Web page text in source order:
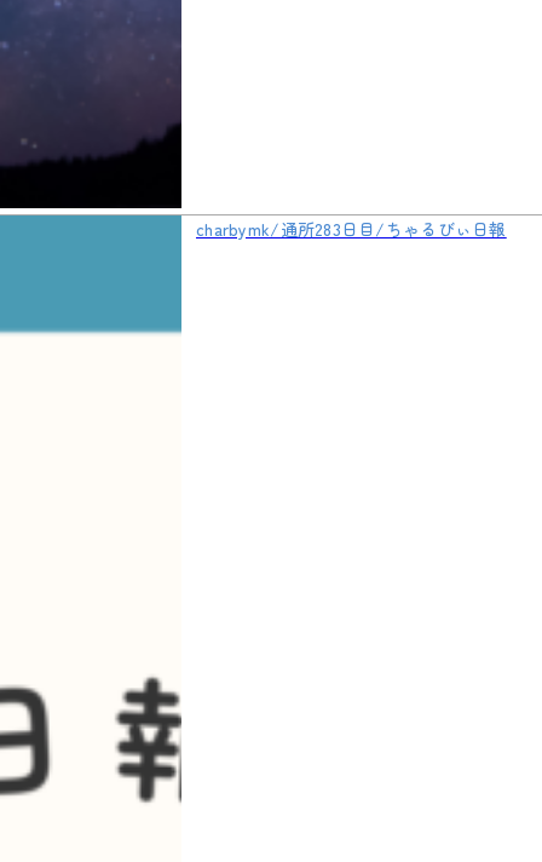
charbymk/通所283日目/ちゃるびぃ日報